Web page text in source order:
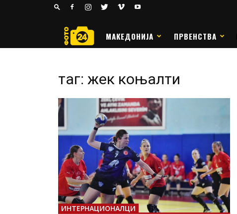
РАКОМЕТ
МАКЕДОНИЈА ПРВЕНСТВА
таг: жек коњалти
ИНТЕРНАЦИОНАЛЦИ